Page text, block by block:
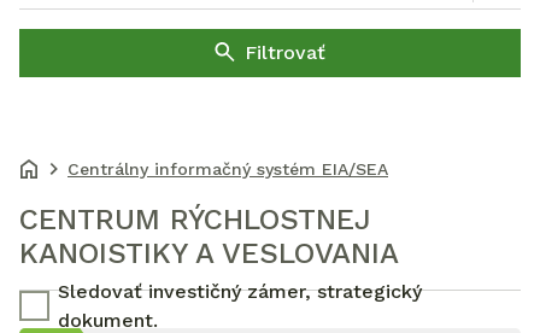
Filtrovať
Centrálny informačný systém EIA/SEA
CENTRUM RÝCHLOSTNEJ
KANOISTIKY A VESLOVANIA
Sledovať investičný zámer, strategický
dokument.